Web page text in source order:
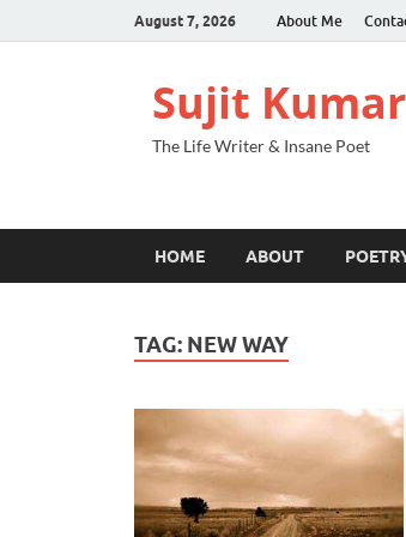
August 7, 2026 About Me
Sujit
The Life Writer & Insane Poet
HOME ABOUT
TAG: NEW WAY